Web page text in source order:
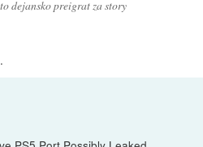
dejansko preigrat za story